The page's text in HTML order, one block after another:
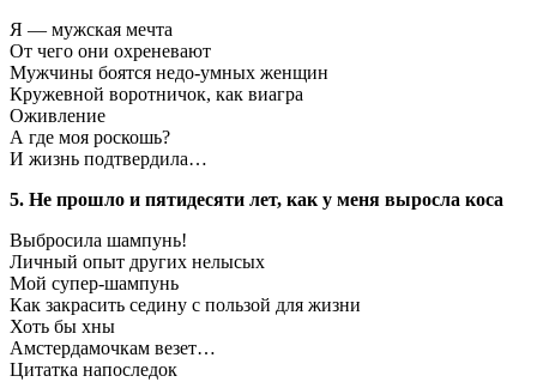
Я — мужская мечта
От чего они охреневают
Мужчины боятся недо-умных женщин
Кружевной воротничок, как виагра
Оживление
А где моя роскошь?
И жизнь подтвердила…
5. Не прошло и пятидесяти лет, как у меня выросла коса
Выбросила шампунь!
Личный опыт других нелысых
Мой супер-шампунь
Как закрасить седину с пользой для жизни
Хоть бы хны
Амстердамочкам везет…
Цитатка напоследок